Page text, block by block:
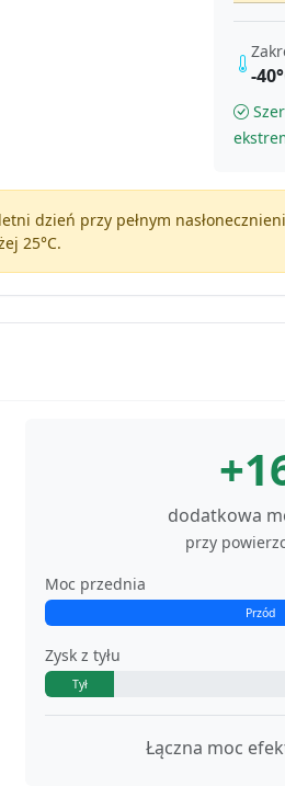
-
dzień przy pełnym
25°C.
dodatkowa
przy
Moc przednia
Przód
Zysk z tyłu
Tył
Łączna moc